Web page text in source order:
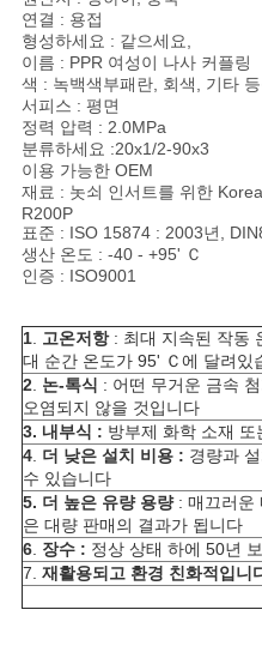
보
호
정
책
연결 : 용접
형성하세요 : 같으세요,
이름 : PPR 여성이 나사 커플링
색 : 녹백색부패란, 회색, 기타
서피스 : 평면
정력 압력 : 2.0MPa
분류하세요 :20x1/2-90x3
이용 가능한 OEM
재료 : 놋쇠 인서트를 위한
R200P
표준 : ISO 15874 : 2003년,
생산 온도 : -40 - +95' Ｃ
인증 : ISO9001
1. 고온저항: 최대 지속된 작동
대 순간 온도가 95' Ｃ에 달려있
2. 논-톡식 : 어떤 무거운 금속
오염되지 않을 것입니다
3. 내부식 : 방부제 화학 소재 또
4. 더 낮은 설치 비용 : 경량과
수 있습니다
5. 더 높은 유량 용량: 매끄러운
은 대량 판매의 결과가 됩니다
6. 장수 : 정상 상태 하에 50년
7. 재활용되고 환경 친화적입니